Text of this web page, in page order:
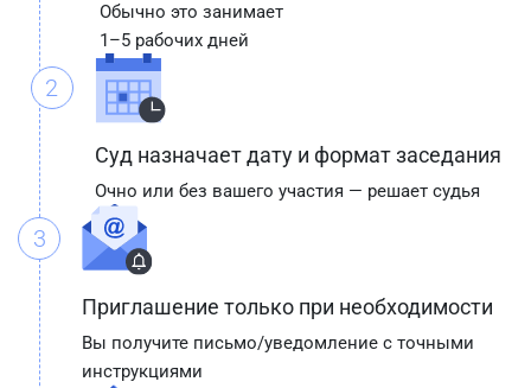
Обычно это занимает
1–5 рабочих дней
2
Суд назначает дату и формат заседания
Очно или без вашего участия — решает судья
3
Приглашение только при необходимости
Вы получите письмо/уведомление с точными
инструкциями